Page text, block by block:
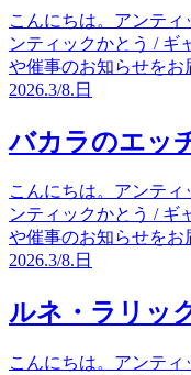
こんにちは。アンテ
ンティックかとう / ギ
や催事のお知らせをお
2026.3/8. 日
バカラのエッ
こんにちは。アンテ
ンティックかとう / ギ
や催事のお知らせをお
2026.3/8. 日
ルネ・ラリッ
こんにちは。アンテ